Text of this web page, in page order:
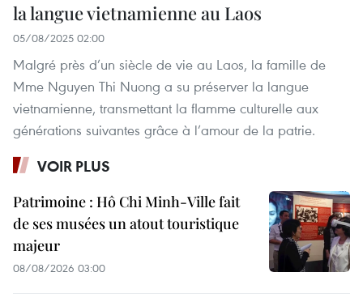
la langue vietnamienne au Laos
05/08/2025 02:00
Malgré près d’un siècle de vie au Laos, la famille de
Mme Nguyen Thi Nuong a su préserver la langue
vietnamienne, transmettant la flamme culturelle aux
générations suivantes grâce à l’amour de la patrie.
VOIR PLUS
Patrimoine : Hô Chi Minh-Ville fait
de ses musées un atout touristique
majeur
08/08/2026 03:00